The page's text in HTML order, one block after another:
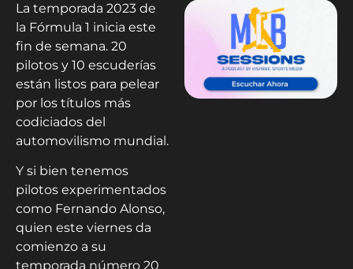
La temporada 2023 de
la Fórmula 1 inicia este
fin de semana. 20
pilotos y 10 escuderías
están listos para pelear
por los títulos más
codiciados del
automovilismo mundial.
Y si bien tenemos
pilotos experimentados
como Fernando Alonso,
quien este viernes da
comienzo a su
temporada número 20